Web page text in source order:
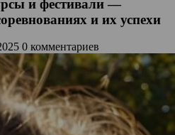
и фестивали —
и их успехи
0 комментариев